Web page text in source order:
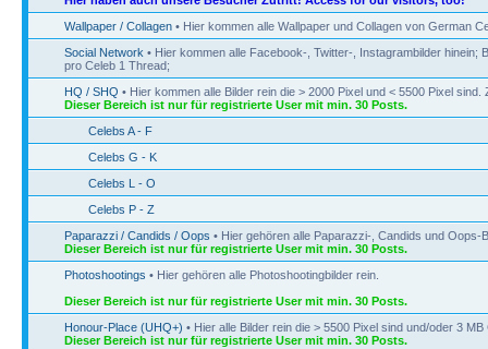
Wallpaper / Collagen • Hier kommen alle Wallpaper und Collagen von German
Social Network • Hier kommen alle Facebook-, Twitter-, Instagrambilder hinein;
pro Celeb 1 Thread;
HQ / SHQ • Hier kommen alle Bilder rein die > 2000 Pixel und < 5500 Pixel
Dieser Bereich ist nur für registrierte User mit min. 30 Posts.
Celebs A - F
Celebs G - K
Celebs L - O
Celebs P - Z
Paparazzi / Candids / Oops • Hier gehören alle Paparazzi-, Candids und Oops-
Dieser Bereich ist nur für registrierte User mit min. 30 Posts.
Photoshootings • Hier gehören alle Photoshootingbilder rein.
Dieser Bereich ist nur für registrierte User mit min. 30 Posts.
Honour-Place (UHQ+) • Hier alle Bilder rein die > 5500 Pixel sind und/oder 3
Dieser Bereich ist nur für registrierte User mit min. 30 Posts.